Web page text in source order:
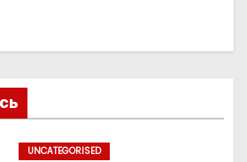
UNCATEGORISED